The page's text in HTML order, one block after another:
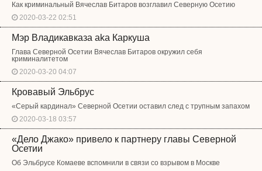
Как криминальный Вячеслав Битаров возглавил Северную Осетию
2020-03-22 02:51
Мэр Владикавказа aka Каркуша
Глава Северной Осетии Вячеслав Битаров окружил себя
криминалитетом
2020-03-20 04:07
Кровавый Эльбрус
«Серый кардинал» Северной Осетии оставил след с трупным запахом
2020-03-18 03:57
«Дело Джако» привело к партнеру главы Северной
Осетии
Об Эльбрусе Комаеве вспомнили в связи со взрывом в Москве